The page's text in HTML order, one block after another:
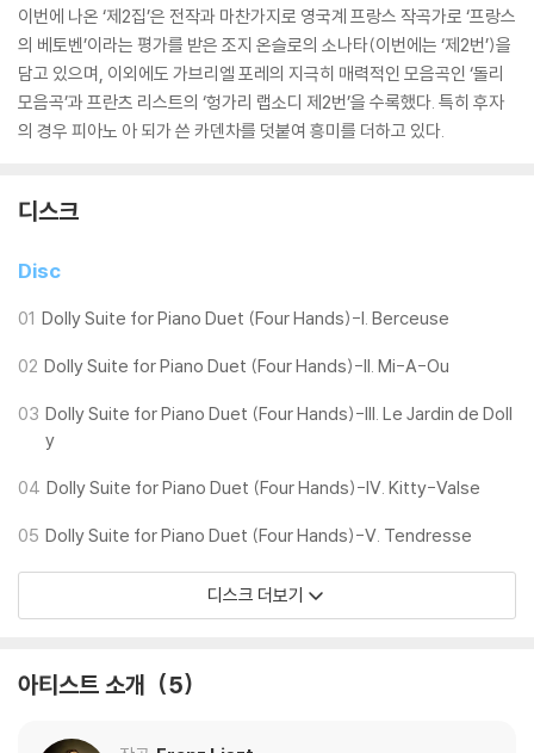
이번에 나온 ‘제2집’은 전작과 마찬가지로 영국계 프랑스 작곡가로 ‘프랑스
의 베토벤’이라는 평가를 받은 조지 온슬로의 소나타(이번에는 ‘제2번’)을
담고 있으며, 이외에도 가브리엘 포레의 지극히 매력적인 모음곡인 ‘돌리
모음곡’과 프란츠 리스트의 ‘헝가리 랩소디 제2번’을 수록했다. 특히 후자
의 경우 피아노 아 되가 쓴 카덴차를 덧붙여 흥미를 더하고 있다.
디스크
Disc
01 Dolly Suite for Piano Duet (Four Hands)-I. Berceuse
02 Dolly Suite for Piano Duet (Four Hands)-II. Mi-A-Ou
03 Dolly Suite for Piano Duet (Four Hands)-III. Le Jardin de Doll
y
04 Dolly Suite for Piano Duet (Four Hands)-IV. Kitty-Valse
05 Dolly Suite for Piano Duet (Four Hands)-V. Tendresse
디스크 더보기
아티스트 소개 5